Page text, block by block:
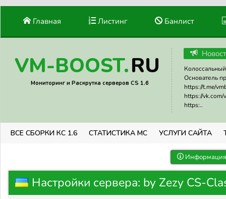
Главная Листинг Банлист
VM-BOOST.RU
Мониторинг и Раскрутка серверов CS 1.6
Основатель
https://t.me/
https://vk.com/
https:..
ВСЕ СБОРКИ КС 1.6 СТАТИСТИКА МС УСЛУГИ САЙТА
Настройки сервера: by Zezy CS-